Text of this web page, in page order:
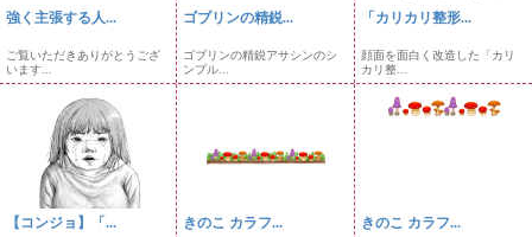
強く主張する人...
ご覧いただきありがとうござ
います...
ゴブリンの精鋭...
ゴブリンの精鋭アサシンのシ
ンプル...
「カリカリ整形...
顔面を面白く改造した「カリ
カリ整...
【コンジョ】「... きのこ カラフ... きのこ カラフ...